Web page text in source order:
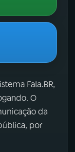
Fala.BR,
O
da
por